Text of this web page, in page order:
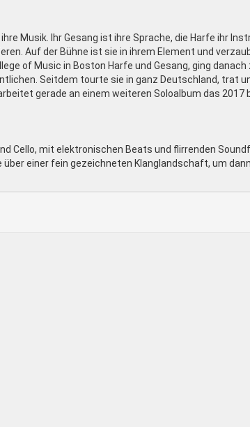
Musik. Ihr Gesang ist ihre Sprache, die Harfe ihr
Auf der Bühne ist sie in ihrem Element und
of Music in Boston Harfe und Gesang, ging danach
Seitdem tourte sie in ganz Deutschland, trat
gerade an einem weiteren Soloalbum das 2017
Cello, mit elektronischen Beats und flirrenden
einer fein gezeichneten Klanglandschaft, um